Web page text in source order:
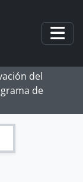
del
de